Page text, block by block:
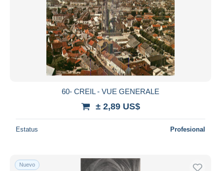
60- CREIL - VUE GENERALE
± 2,89 US$
Estatus Profesional
Nuevo